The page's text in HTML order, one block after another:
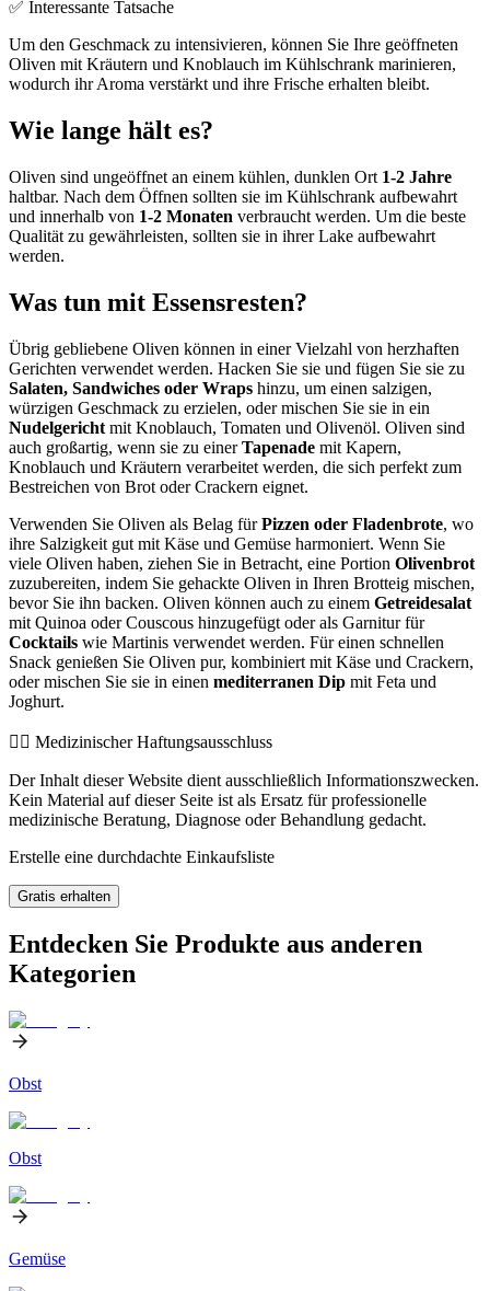
✅ Interessante Tatsache
Um den Geschmack zu intensivieren, können Sie Ihre geöffneten
Oliven mit Kräutern und Knoblauch im Kühlschrank marinieren,
wodurch ihr Aroma verstärkt und ihre Frische erhalten bleibt.
Wie lange hält es?
Oliven sind ungeöffnet an einem kühlen, dunklen Ort 1-2 Jahre
haltbar. Nach dem Öffnen sollten sie im Kühlschrank aufbewahrt
und innerhalb von 1-2 Monaten verbraucht werden. Um die beste
Qualität zu gewährleisten, sollten sie in ihrer Lake aufbewahrt
werden.
Was tun mit Essensresten?
Übrig gebliebene Oliven können in einer Vielzahl von herzhaften
Gerichten verwendet werden. Hacken Sie sie und fügen Sie sie zu
Salaten, Sandwiches oder Wraps hinzu, um einen salzigen,
würzigen Geschmack zu erzielen, oder mischen Sie sie in ein
Nudelgericht mit Knoblauch, Tomaten und Olivenöl. Oliven sind
auch großartig, wenn sie zu einerTapenade mit Kapern,
Knoblauch und Kräutern verarbeitet werden, die sich perfekt zum
Bestreichen von Brot oder Crackern eignet.
Verwenden Sie Oliven als Belag fürPizzen oder Fladenbrote, wo
ihre Salzigkeit gut mit Käse und Gemüse harmoniert. Wenn Sie
viele Oliven haben, ziehen Sie in Betracht, eine Portion Olivenbrot
zuzubereiten, indem Sie gehackte Oliven in Ihren Brotteig mischen,
bevor Sie ihn backen. Oliven können auch zu einem Getreidesalat
mit Quinoa oder Couscous hinzugefügt oder als Garnitur für
Cocktails wie Martinis verwendet werden. Für einen schnellen
Snack genießen Sie Oliven pur, kombiniert mit Käse und Crackern,
oder mischen Sie sie in einen mediterranen Dip mit Feta und
Joghurt.
👨‍⚕️️ Medizinischer Haftungsausschluss
Der Inhalt dieser Website dient ausschließlich Informationszwecken.
Kein Material auf dieser Seite ist als Ersatz für professionelle
medizinische Beratung, Diagnose oder Behandlung gedacht.
Erstelle eine durchdachte Einkaufsliste
Gratis erhalten
Entdecken Sie Produkte aus anderen
Kategorien
Obst
Obst
Gemüse